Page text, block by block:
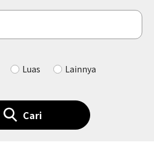
Luas Lainnya
Cari